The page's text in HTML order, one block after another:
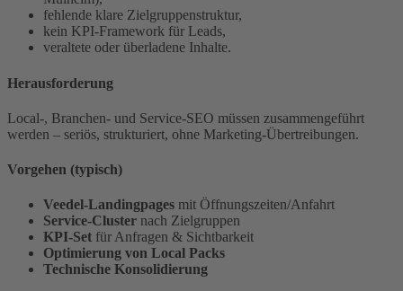
fehlende klare Zielgruppenstruktur,
kein KPI-Framework für Leads,
veraltete oder überladene Inhalte.
Herausforderung
Local-, Branchen- und Service-SEO müssen zusammengeführt
werden – seriös, strukturiert, ohne Marketing-Übertreibungen.
Vorgehen (typisch)
Veedel-Landingpages mit Öffnungszeiten/Anfahrt
Service-Cluster nach Zielgruppen
KPI-Set für Anfragen & Sichtbarkeit
Optimierung von Local Packs
Technische Konsolidierung